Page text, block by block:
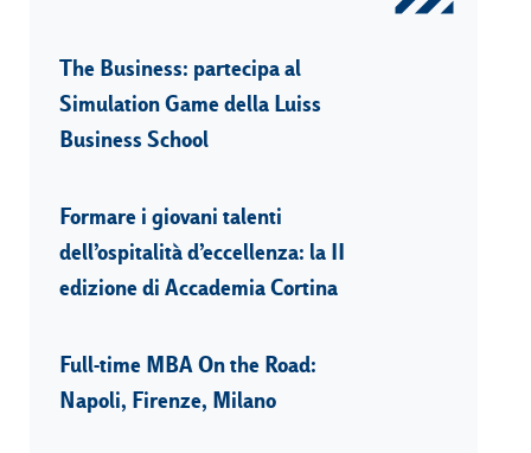
The Business: partecipa al
Simulation Game della Luiss
Business School
Formare i giovani talenti
dell’ospitalità d’eccellenza: la II
edizione di Accademia Cortina
Full-time MBA On the Road:
Napoli, Firenze, Milano